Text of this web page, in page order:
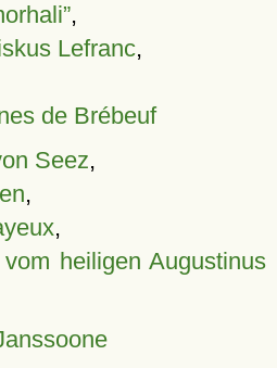
,
Lefranc,
de Brébeuf
Seez,
,
,
heiligen Augustinus